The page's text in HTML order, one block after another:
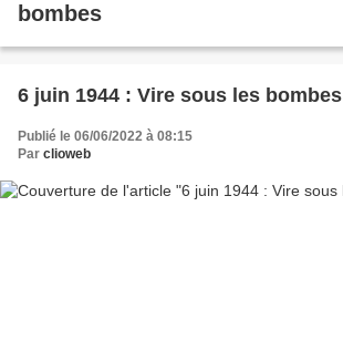
bombes
6 juin 1944 : Vire sous les bombes
Publié le 06/06/2022 à 08:15
Par clioweb